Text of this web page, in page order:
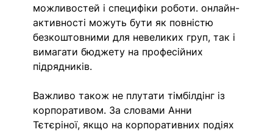
можливостей і специфіки роботи. онлайн-
активності можуть бути як повністю
безкоштовними для невеликих груп, так і
вимагати бюджету на професійних
підрядників.
Важливо також не плутати тімбілдінг із
корпоративом. За словами Анни
Тєтєріної, якщо на корпоративних подіях